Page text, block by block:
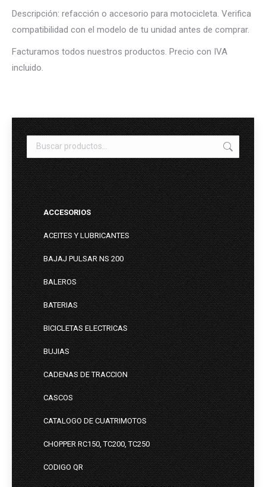
Descripción: refacción o accesorio para motocicleta. Verifica
compatibilidad con el modelo de tu unidad antes de comprar.
Facturamos todos nuestros productos. Precio con IVA
incluido.
ACCESORIOS
ACEITES Y LUBRICANTES
BAJAJ PULSAR NS 200
BALEROS
BATERIAS
BICICLETAS ELECTRICAS
BUJIAS
CADENAS DE TRACCION
CASCOS
CATALOGO DE CUATRIMOTOS
CHOPPER RC150, TC200, TC250
CODIGO QR